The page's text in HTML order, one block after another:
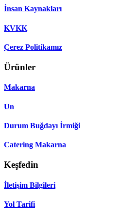
İnsan Kaynakları
KVKK
Çerez Politikamız
Ürünler
Makarna
Un
Durum Buğdayı İrmiği
Catering Makarna
Keşfedin
İletişim Bilgileri
Yol Tarifi